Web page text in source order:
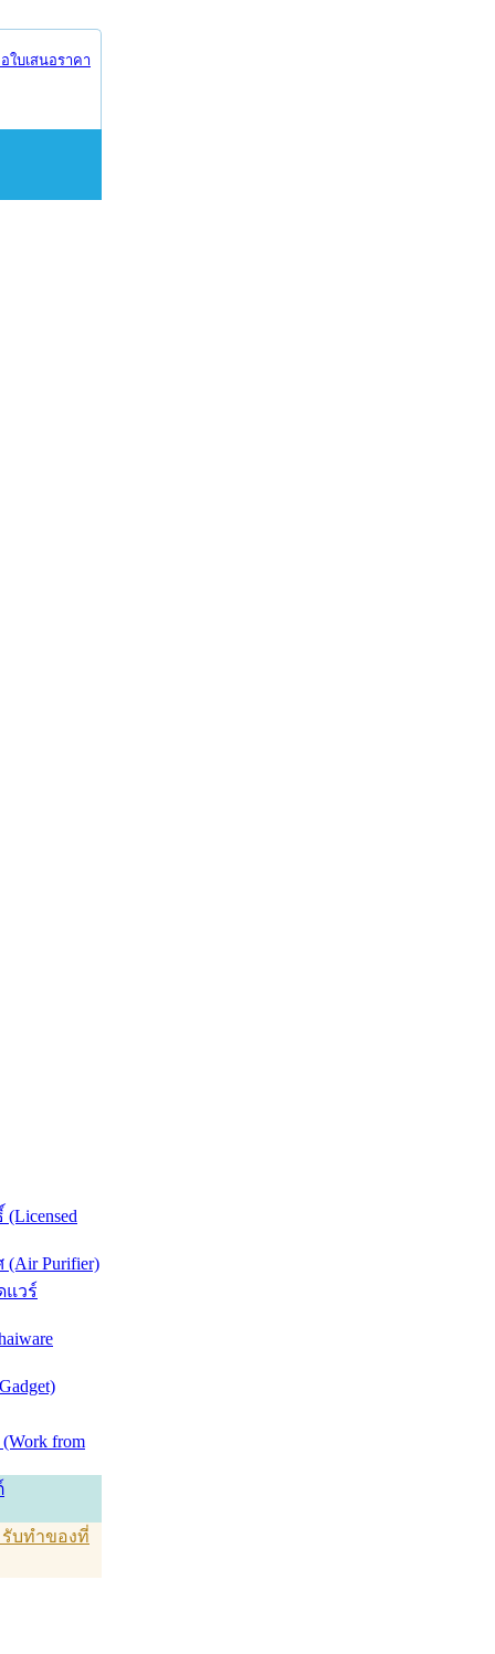
บเสนอราคา
Purifier)
แวร์
from
บทำของที่